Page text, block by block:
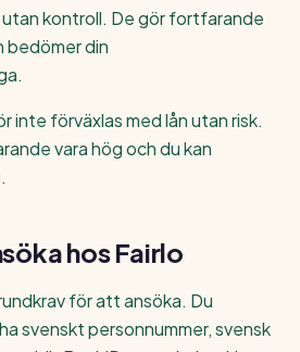
kontroll. De gör fortfarande
bedömer din
inte förväxlas med lån utan risk.
vara hög och du kan
hos Fairlo
för att ansöka. Du
svenskt personnummer, svensk